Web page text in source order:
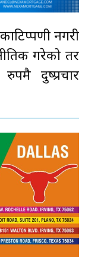
नगरी
गरेको तर
दुष्प्रचार